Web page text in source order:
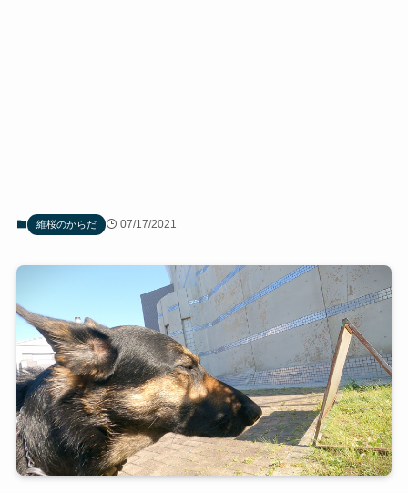
維桜のからだ 07/17/2021